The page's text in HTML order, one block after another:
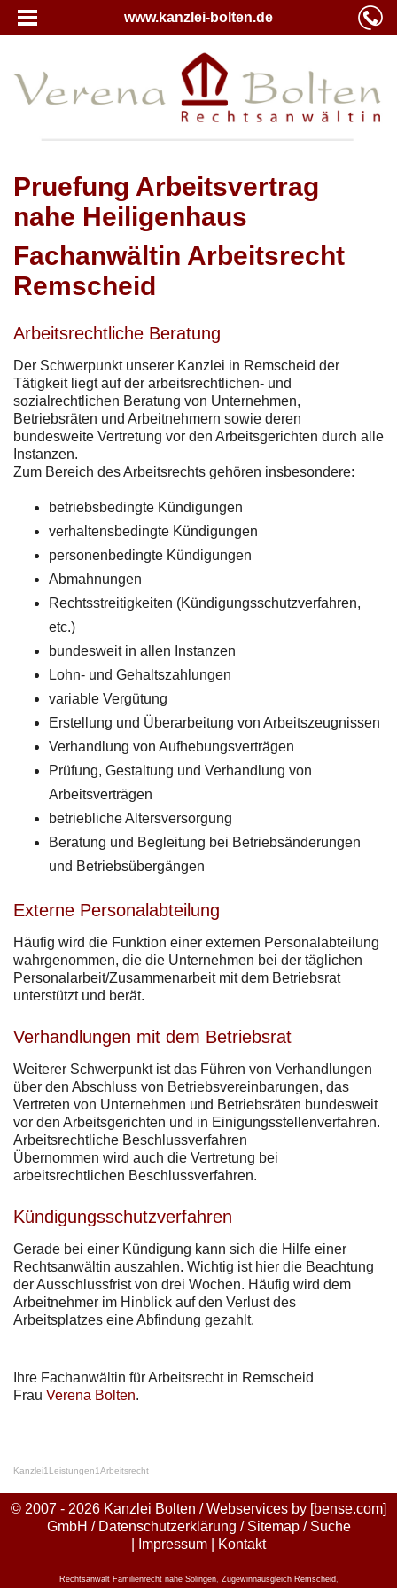
www.kanzlei-bolten.de
Pruefung Arbeitsvertrag
nahe Heiligenhaus
Fachanwältin Arbeitsrecht
Remscheid
Arbeitsrechtliche Beratung
Der Schwerpunkt unserer Kanzlei in Remscheid der
Tätigkeit liegt auf der arbeitsrechtlichen- und
sozialrechtlichen Beratung von Unternehmen,
Betriebsräten und Arbeitnehmern sowie deren
bundesweite Vertretung vor den Arbeitsgerichten durch alle
Instanzen.
Zum Bereich des Arbeitsrechts gehören insbesondere:
betriebsbedingte Kündigungen
verhaltensbedingte Kündigungen
personenbedingte Kündigungen
Abmahnungen
Rechtsstreitigkeiten (Kündigungsschutzverfahren,
etc.)
bundesweit in allen Instanzen
Lohn- und Gehaltszahlungen
variable Vergütung
Erstellung und Überarbeitung von Arbeitszeugnissen
Verhandlung von Aufhebungsverträgen
Prüfung, Gestaltung und Verhandlung von
Arbeitsverträgen
betriebliche Altersversorgung
Beratung und Begleitung bei Betriebsänderungen
und Betriebsübergängen
Externe Personalabteilung
Häufig wird die Funktion einer externen Personalabteilung
wahrgenommen, die die Unternehmen bei der täglichen
Personalarbeit/Zusammenarbeit mit dem Betriebsrat
unterstützt und berät.
Verhandlungen mit dem Betriebsrat
Weiterer Schwerpunkt ist das Führen von Verhandlungen
über den Abschluss von Betriebsvereinbarungen, das
Vertreten von Unternehmen und Betriebsräten bundesweit
vor den Arbeitsgerichten und in Einigungsstellenverfahren.
Arbeitsrechtliche Beschlussverfahren
Übernommen wird auch die Vertretung bei
arbeitsrechtlichen Beschlussverfahren.
Kündigungsschutzverfahren
Gerade bei einer Kündigung kann sich die Hilfe einer
Rechtsanwältin auszahlen. Wichtig ist hier die Beachtung
der Ausschlussfrist von drei Wochen. Häufig wird dem
Arbeitnehmer im Hinblick auf den Verlust des
Arbeitsplatzes eine Abfindung gezahlt.
Ihre Fachanwältin für Arbeitsrecht in Remscheid
Frau Verena Bolten.
Kanzlei1 Leistungen1Arbeitsrecht
© 2007 - 2026 Kanzlei Bolten / Webservices by [bense.com]
GmbH / Datenschutzerklärung / Sitemap/ Suche
Impressum Kontakt
Rechtsanwalt Familienrecht nahe Solingen, Zugewinnausgleich Remscheid